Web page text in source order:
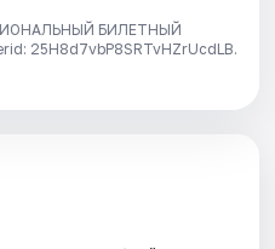
БИЛЕТНЫЙ
25H8d7vbP8SRTvHZrUcdLB.